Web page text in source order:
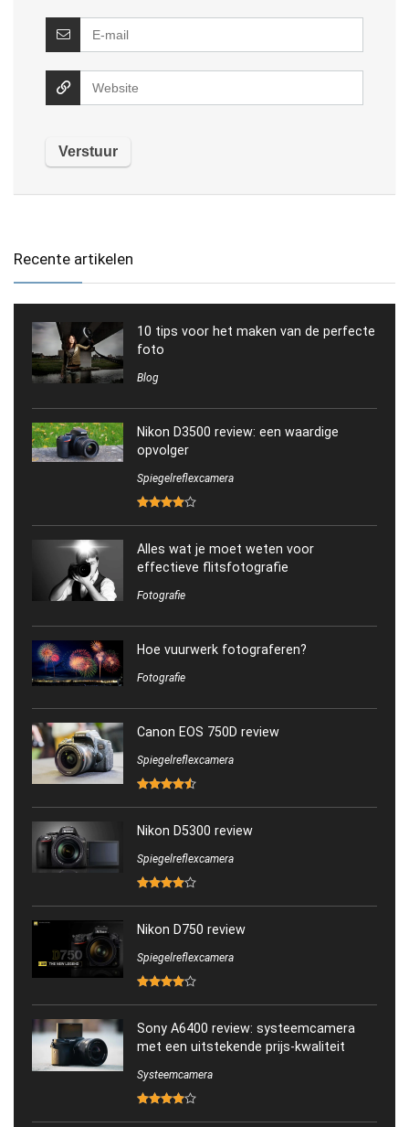
Recente artikelen
10 tips voor het maken van de perfecte
foto
Blog
Nikon D3500 review: een waardige
opvolger
Spiegelreflexcamera
Alles wat je moet weten voor
effectieve flitsfotografie
Fotografie
Hoe vuurwerk fotograferen?
Fotografie
Canon EOS 750D review
Spiegelreflexcamera
Nikon D5300 review
Spiegelreflexcamera
Nikon D750 review
Spiegelreflexcamera
Sony A6400 review: systeemcamera
met een uitstekende prijs-kwaliteit
Systeemcamera